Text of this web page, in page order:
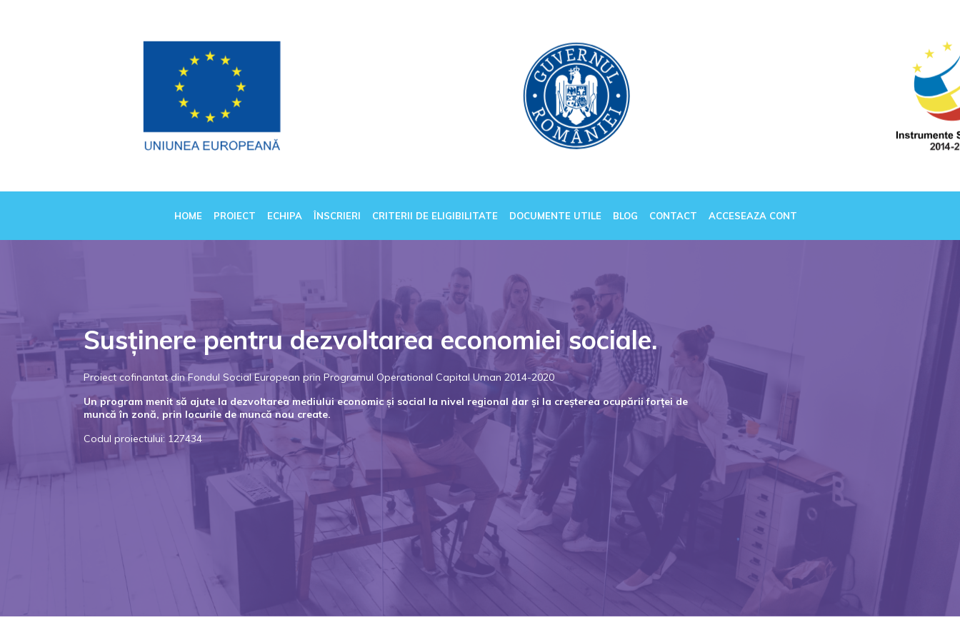
HOME PROIECT ECHIPA ÎNSCRIERI CRITERII DE ELIGIBILITATE DOCUMENTE UTILE BLOG CONTACT ACCESEAZA CONT
Susținere pentru dezvoltarea economiei sociale.
Proiect cofinantat din Fondul Social European prin Programul Operational Capital Uman 2014-2020
Un program menit să ajute la dezvoltarea mediului economic și social la nivel regional dar și la creșterea ocupării forței de
muncă în zonă, prin locurile de muncă nou create.
Codul proiectului: 127434